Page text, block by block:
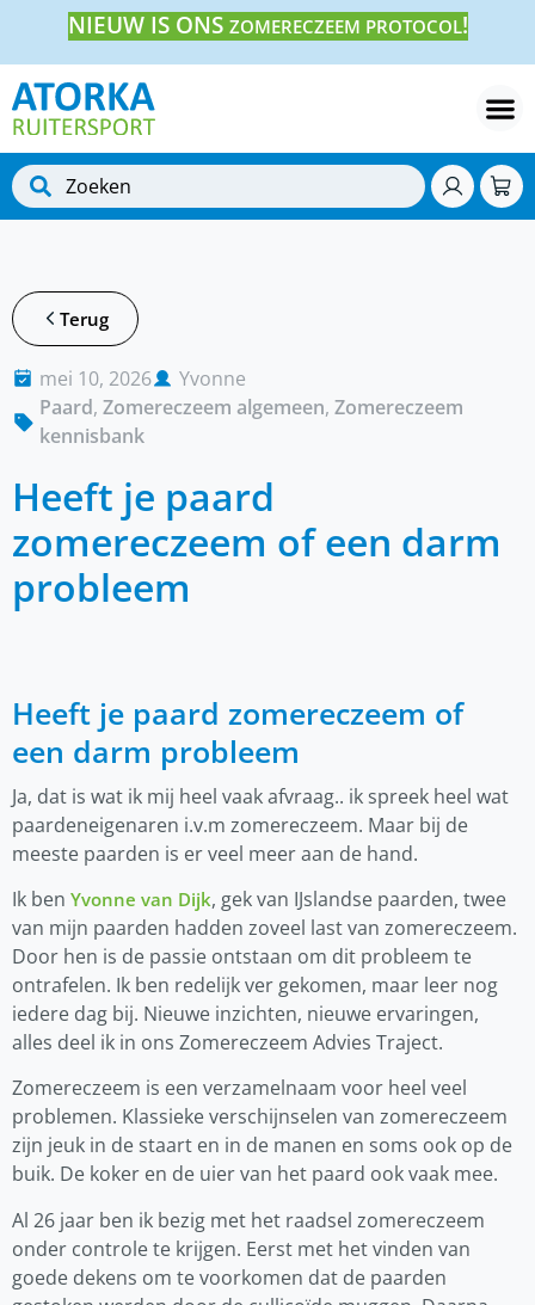
NIEUW IS ONS ZOMERECZEEM PROTOCOL!
Terug
mei 10, 2026
Yvonne
Paard, Zomereczeem algemeen, Zomereczeem
kennisbank
Heeft je paard
zomereczeem of een darm
probleem
Heeft je paard zomereczeem of
een darm probleem
Ja, dat is wat ik mij heel vaak afvraag.. ik spreek heel wat
paardeneigenaren i.v.m zomereczeem. Maar bij de
meeste paarden is er veel meer aan de hand.
Ik ben Yvonne van Dijk, gek van IJslandse paarden, twee
van mijn paarden hadden zoveel last van zomereczeem.
Door hen is de passie ontstaan om dit probleem te
ontrafelen. Ik ben redelijk ver gekomen, maar leer nog
iedere dag bij. Nieuwe inzichten, nieuwe ervaringen,
alles deel ik in ons Zomereczeem Advies Traject.
Zomereczeem is een verzamelnaam voor heel veel
problemen. Klassieke verschijnselen van zomereczeem
zijn jeuk in de staart en in de manen en soms ook op de
buik. De koker en de uier van het paard ook vaak mee.
Al 26 jaar ben ik bezig met het raadsel zomereczeem
onder controle te krijgen. Eerst met het vinden van
goede dekens om te voorkomen dat de paarden